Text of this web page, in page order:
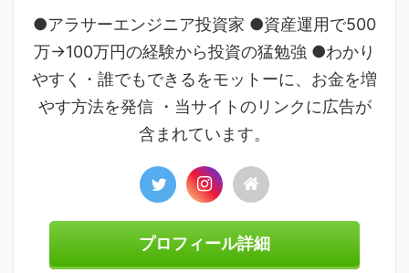
●アラサーエンジニア投資家 ●資産運用で500
万→100万円の経験から投資の猛勉強 ●わかり
やすく・誰でもできるをモットーに、お金を増
やす方法を発信 ・当サイトのリンクに広告が
含まれています。
プロフィール詳細